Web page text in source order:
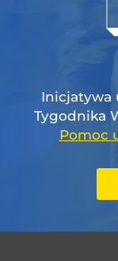
Inicjatywa
Tygodnika
Pomoc